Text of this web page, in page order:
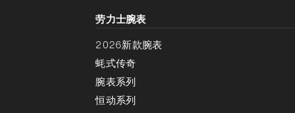
劳力士腕表
2026新款腕表
蚝式传奇
腕表系列
恒动系列